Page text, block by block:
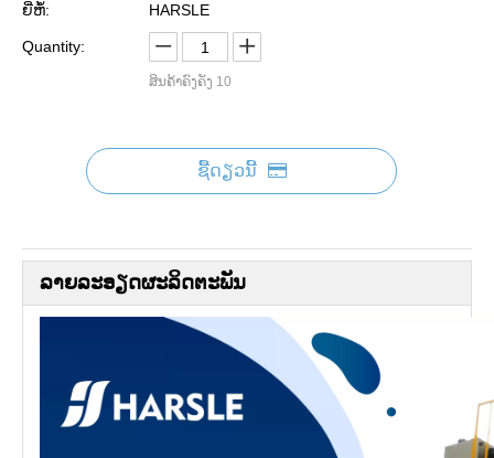
ຍີ່ຫໍ້:
HARSLE
Quantity:
ສິນຄ້າຄົງຄັງ 10
ຊື້​ດຽວ​ນີ້
ລາຍ​ລະ​ອຽດ​ຜະ​ລິດ​ຕະ​ພັນ